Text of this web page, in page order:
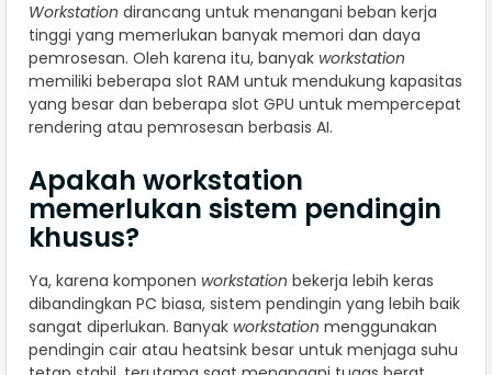
Workstation dirancang untuk menangani beban kerja
tinggi yang memerlukan banyak memori dan daya
pemrosesan. Oleh karena itu, banyak workstation
memiliki beberapa slot RAM untuk mendukung kapasitas
yang besar dan beberapa slot GPU untuk mempercepat
rendering atau pemrosesan berbasis AI.
Apakah workstation
memerlukan sistem pendingin
khusus?
Ya, karena komponen workstation bekerja lebih keras
dibandingkan PC biasa, sistem pendingin yang lebih baik
sangat diperlukan. Banyak workstation menggunakan
pendingin cair atau heatsink besar untuk menjaga suhu